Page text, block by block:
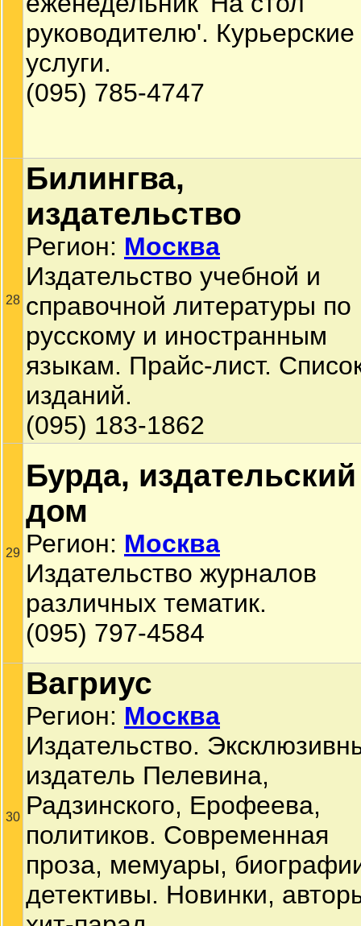
руководителю'. Курьерские
услуги.
(095) 785-4747
28
Билингва,
издательство
Регион: Москва
Издательство учебной и
справочной литературы по
русскому и иностранным
языкам. Прайс-лист.
изданий.
(095) 183-1862
29
Бурда, издательский
дом
Регион: Москва
Издательство журналов
различных тематик.
(095) 797-4584
30
Вагриус
Регион: Москва
Издательство.
издатель Пелевина,
Радзинского, Ерофеева,
политиков. Современная
проза, мемуары,
детективы. Новинки,